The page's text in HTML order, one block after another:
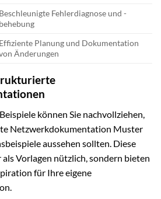
Beschleunigte Fehlerdiagnose und -
behebung
Effiziente Planung und Dokumentation
Änderungen
können Sie nachvollziehen,
Netzwerkdokumentation Muster
aussehen sollten. Diese
Vorlagen nützlich, sondern bieten
für Ihre eigene